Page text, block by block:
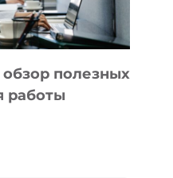
полезных
работы